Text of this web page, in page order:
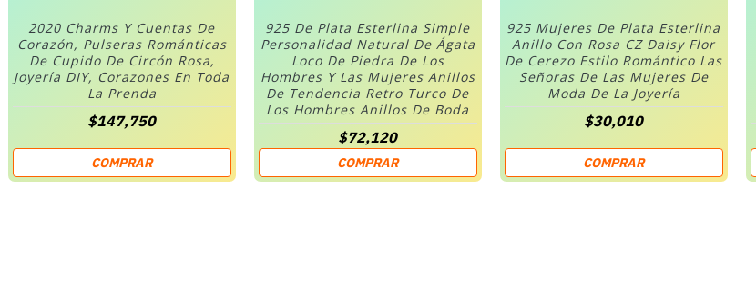
2020 Charms Y Cuentas De
Corazón, Pulseras Románticas
De Cupido De Circón Rosa,
Joyería DIY, Corazones En Toda
La Prenda
$147,750
COMPRAR
925 De Plata Esterlina Simple
Personalidad Natural De Ágata
Loco De Piedra De Los
Hombres Y Las Mujeres Anillos
De Tendencia Retro Turco De
Los Hombres Anillos De Boda
$72,120
COMPRAR
925 Mujeres De Plata Esterlina
Anillo Con Rosa CZ Daisy Flor
De Cerezo Estilo Romántico Las
Señoras De Las Mujeres De
Moda De La Joyería
$30,010
COMPRAR